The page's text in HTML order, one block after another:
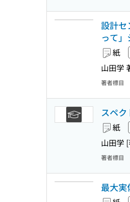
設計セ
って
紙
山田学
著者標目
スペ
紙
山田学
著者標目
最大